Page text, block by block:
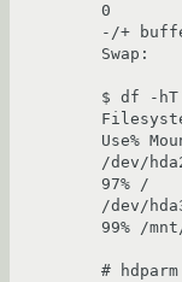
0
-/+
Swap:
$ df -hT
Use%
/dev/
97% /
/dev/
99% /
#